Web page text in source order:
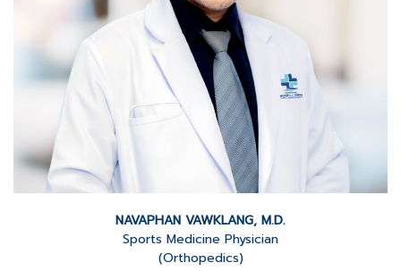
NAVAPHAN VAWKLANG, M.D.
Sports Medicine Physician
(Orthopedics)